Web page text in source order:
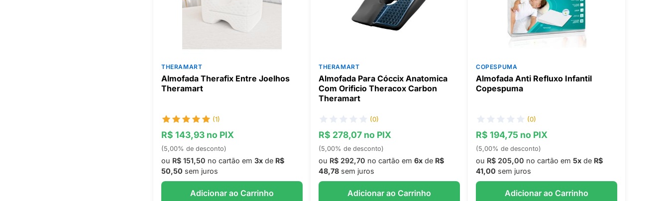
THERAMART
Almofada Therafix Entre Joelhos
Theramart
(1)
R$ 143,93 no PIX
(5,00% de desconto)
ou R$ 151,50 no cartão em 3xde R$
50,50 sem juros
Adicionar ao Carrinho
THERAMART
Almofada Para Cóccix Anatomica
Com Orificio Theracox Carbon
Theramart
(0)
R$ 278,07 no PIX
(5,00% de desconto)
ou R$ 292,70 no cartão em 6xde R$
48,78sem juros
Adicionar ao Carrinho
COPESPUMA
Almofada Anti Refluxo Infantil
Copespuma
(0)
R$ 194,75 no PIX
(5,00% de desconto)
ou R$ 205,00 no cartão em 5xde R$
41,00 sem juros
Adicionar ao Carrinho